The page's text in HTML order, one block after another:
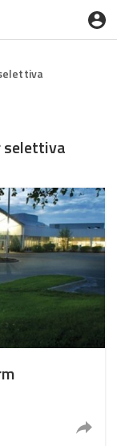
selettiva